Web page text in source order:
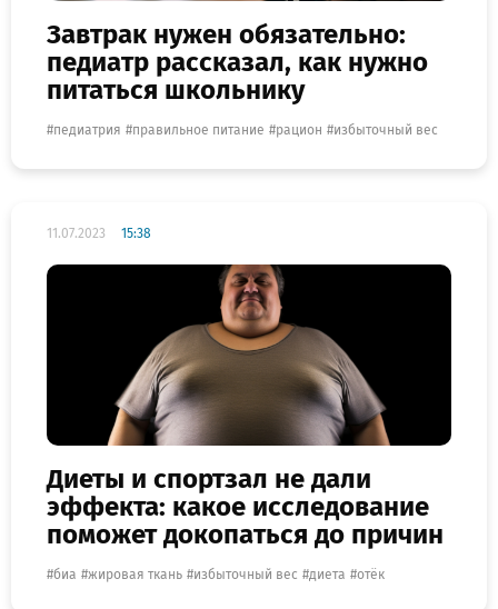
Завтрак нужен обязательно:
педиатр рассказал, как нужно
питаться школьнику
педиатрия правильное питание рацион избыточный вес
11.07.2023 15:38
Диеты и спортзал не дали
эффекта: какое исследование
поможет докопаться до причин
биа жировая ткань избыточный вес диета отёк